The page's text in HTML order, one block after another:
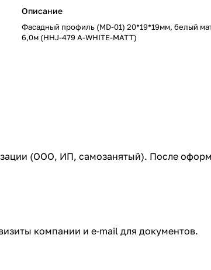
Описание
Фасадный профиль (MD-01) 20*19*19мм, белый
6,0м (HHJ-479 A-WHITE-MATT)
(ООО, ИП, самозанятый). После
компании и e‑mail для документов.